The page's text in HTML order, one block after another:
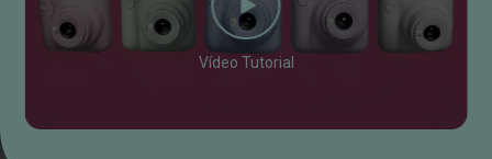
Vídeo Tutorial